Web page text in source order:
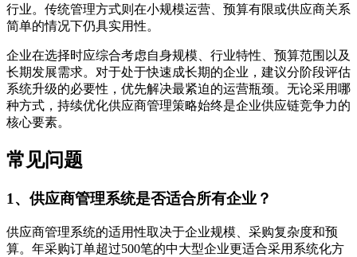
行业。传统管理方式则在小规模运营、预算有限或供应商关系
简单的情况下仍具实用性。
企业在选择时应综合考虑自身规模、行业特性、预算范围以及
长期发展需求。对于处于快速成长期的企业，建议分阶段评估
系统升级的必要性，优先解决最紧迫的运营瓶颈。无论采用哪
种方式，持续优化供应商管理策略始终是企业供应链竞争力的
核心要素。
常见问题
1、供应商管理系统是否适合所有企业？
供应商管理系统的适用性取决于企业规模、采购复杂度和预
算。年采购订单超过500笔的中大型企业更适合采用系统化方